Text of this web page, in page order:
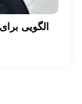
الگویی